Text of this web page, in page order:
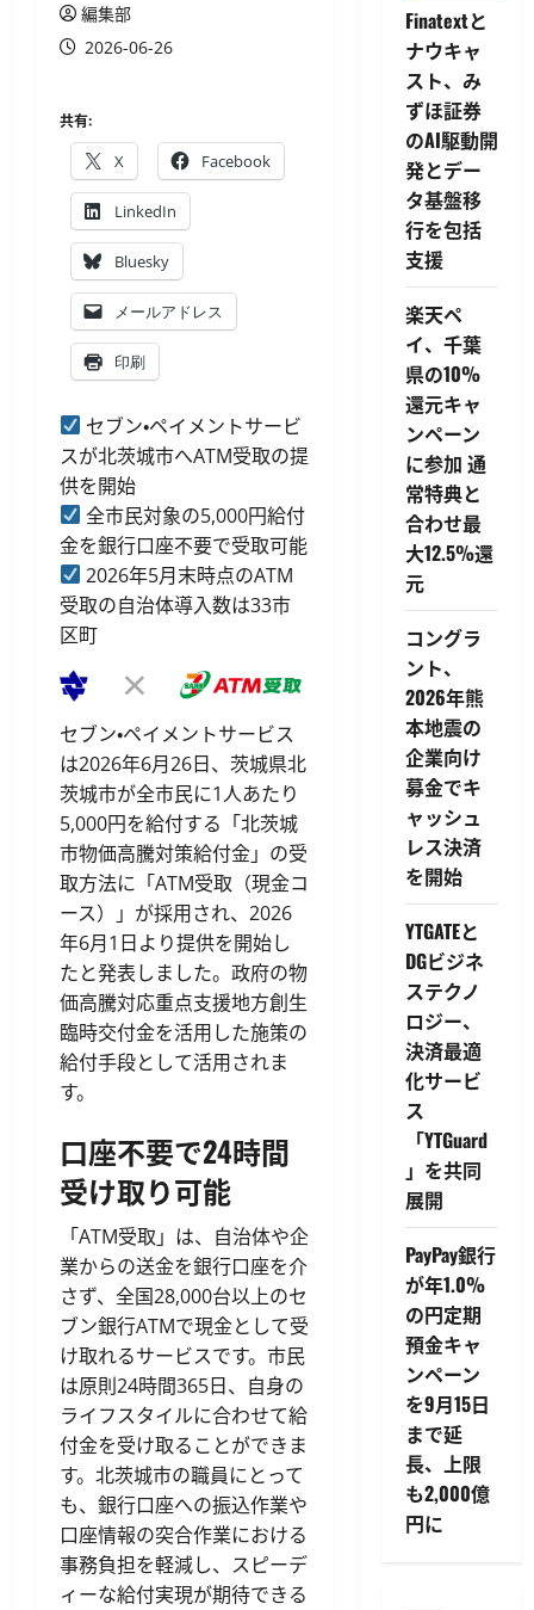
編集部
2026-06-26
共有:
X Facebook
LinkedIn
Bluesky
メールアドレス
印刷
セブン・ペイメントサービ
スが北茨城市へATM受取の提
供を開始
全市民対象の5,000円給付
金を銀行口座不要で受取可能
2026年5月末時点のATM
受取の自治体導入数は33市
区町
セブン・ペイメントサービス
は2026年6月26日、茨城県北
茨城市が全市民に1人あたり
5,000円を給付する「北茨城
市物価高騰対策給付金」の受
取方法に「ATM受取（現金コ
ース）」が採用され、2026
年6月1日より提供を開始し
たと発表しました。政府の物
価高騰対応重点支援地方創生
臨時交付金を活用した施策の
給付手段として活用されま
す。
口座不要で24時間
受け取り可能
「ATM受取」は、自治体や企
業からの送金を銀行口座を介
さず、全国28,000台以上のセ
ブン銀行ATMで現金として受
け取れるサービスです。市民
は原則24時間365日、自身の
ライフスタイルに合わせて給
付金を受け取ることができま
す。北茨城市の職員にとって
も、銀行口座への振込作業や
口座情報の突合作業における
事務負担を軽減し、スピーデ
ィーな給付実現が期待できる
Finatextと
ナウキャ
スト、み
ずほ証券
のAI駆動開
発とデー
タ基盤移
行を包括
支援
楽天ペ
イ、千葉
県の10%
還元キャ
ンペーン
に参加 通
常特典と
合わせ最
大12.5%還
元
コングラ
ント、
2026年熊
本地震の
企業向け
募金でキ
ャッシュ
レス決済
を開始
YTGATEと
DGビジネ
ステクノ
ロジー、
決済最適
化サービ
ス
「YTGuard
」を共同
展開
PayPay銀行
が年1.0%
の円定期
預金キャ
ンペーン
を9月15日
まで延
長、上限
も2,000億
円に